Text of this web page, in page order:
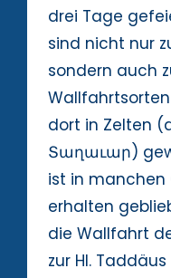
drei Tage
sind nicht nur
sondern auch
dort in Zelten
Տաղաւար)
ist in
erhalten
die Wallfahrt
zur Hl.